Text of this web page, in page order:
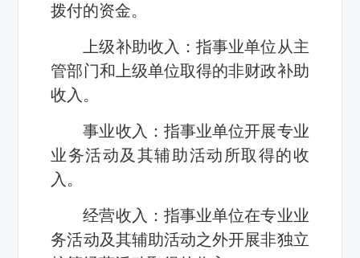
拨付的资金。
上级补助收入：指事业单位从主
管部门和上级单位取得的非财政补助
收入。
事业收入：指事业单位开展专业
业务活动及其辅助活动所取得的收
入。
经营收入：指事业单位在专业业
务活动及其辅助活动之外开展非独立